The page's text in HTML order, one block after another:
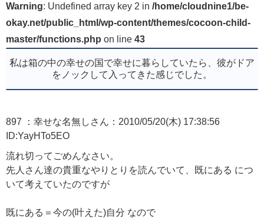
Warning: Undefined array key 2 in /home/cloudnine1/be-
okay.net/public_html/wp-content/themes/cocoon-child-
master/functions.php on line 43
私は箱の中の幸せの国で幸せに暮らしていたら、彼がドア
をノックして入ってきた感じでした。
897 ：幸せな名無しさん：2010/05/20(木) 17:38:56
ID:YayHTo5EO
流れ切ってごめんなさい。
先人さん達の貴重なやりとりを読んでいて、既にある につ
いて考えていたのですが
既にある＝今の(叶えた)自分 なので